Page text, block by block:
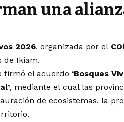
una
2026, organizada por el
de Ikiam.
firmó el acuerdo ‘Bosques
, mediante el cual las
de ecosistemas, la